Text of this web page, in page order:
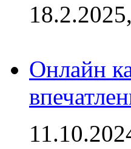
Онлайн